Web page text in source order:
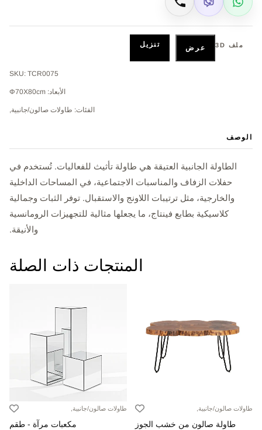
WhatsApp
Viber اتصال
ملف 3D عرض تنزيل
SKU: TCR0075
الأبعاد: Φ70Χ80cm
الفئات: طاولات صالون/جانبية,
الوصف
الطاولة الجانبية العتيقة هي طاولة تأثيث للفعاليات. تُستخدم في
حفلات الزفاف والمناسبات الاجتماعية، في المساحات الداخلية
والخارجية، مثل ترتيبات اللاونج والاستقبال. توفر الثبات وجمالية
كلاسيكية بطابع فينتاج، ما يجعلها مثالية للتجهيزات الرومانسية
والأنيقة.
المنتجات ذات الصلة
طاولات صالون/جانبية,
طاولة صالون من خشب الجوز
طاولات صالون/جانبية,
مكعبات مرآة - طقم